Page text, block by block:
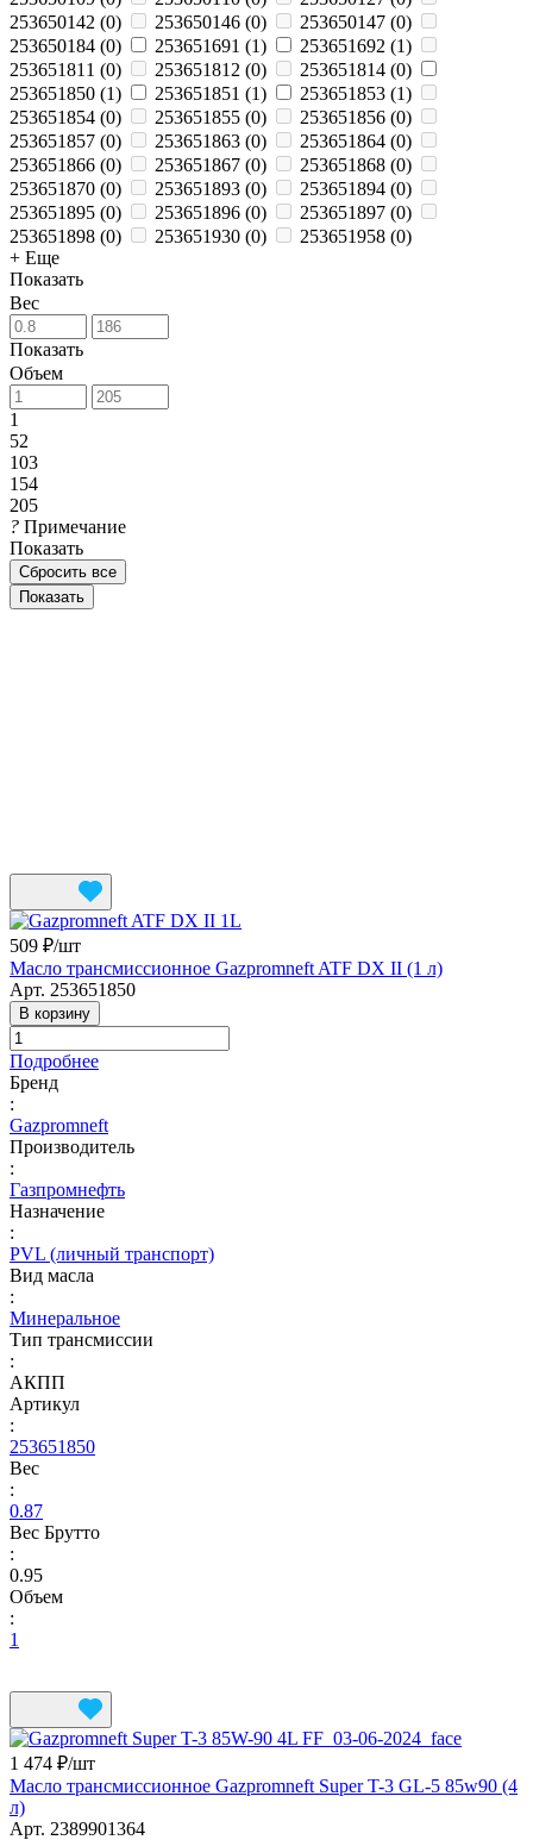
253650142 (0) 253650146 (0) 253650147 (0)
253650184 (0) 253651691 (1) 253651692 (1)
253651811 (0) 253651812 (0) 253651814 (0)
253651850 (1) 253651851 (1) 253651853 (1)
253651854 (0) 253651855 (0) 253651856 (0)
253651857 (0) 253651863 (0) 253651864 (0)
253651866 (0) 253651867 (0) 253651868 (0)
253651870 (0) 253651893 (0) 253651894 (0)
253651895 (0) 253651896 (0) 253651897 (0)
253651898 (0) 253651930 (0) 253651958 (0)
+ Еще
Показать
Вес
Показать
Объем
1
52
103
154
205
? Примечание
Показать
Сбросить все
509 ₽/шт
Масло трансмиссионное Gazpromneft ATF DX II (1 л)
Арт. 253651850
В корзину
Подробнее
Бренд
:
Gazpromneft
Производитель
:
Газпромнефть
Назначение
:
PVL (личный транспорт)
Вид масла
:
Минеральное
Тип трансмиссии
:
АКПП
Артикул
:
253651850
Вес
:
0.87
Вес Брутто
:
0.95
Объем
:
1
1 474 ₽/шт
Масло трансмиссионное Gazpromneft Super T-3 GL-5 85w90 (4
л)
Арт. 2389901364